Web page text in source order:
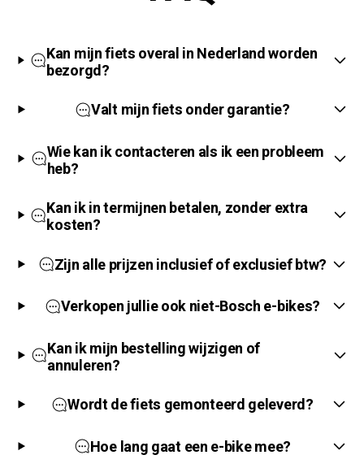
Kan mijn fiets overal in Nederland worden
bezorgd?
Valt mijn fiets onder garantie?
Wie kan ik contacteren als ik een probleem
heb?
Kan ik in termijnen betalen, zonder extra
kosten?
Zijn alle prijzen inclusief of exclusief btw?
Verkopen jullie ook niet-Bosch e-bikes?
Kan ik mijn bestelling wijzigen of
annuleren?
Wordt de fiets gemonteerd geleverd?
Hoe lang gaat een e-bike mee?